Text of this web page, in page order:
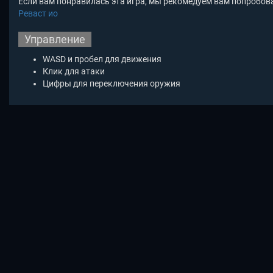
Реваст ио
Управление
WASD и пробел для движения
Клик для атаки
Цифры для переключения оружия